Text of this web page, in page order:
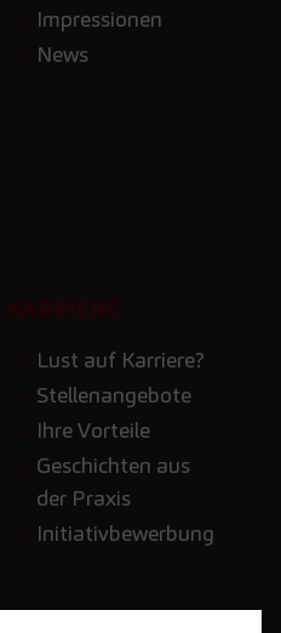
Impressionen
News
KARRIERE
Lust auf Karriere?
Stellenangebote
Ihre Vorteile
Geschichten aus
der Praxis
Initiativbewerbung